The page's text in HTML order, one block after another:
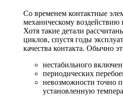
Со временем контактные
механическому
Хотя такие детали
циклов, спустя годы
качества контакта. Обычно
нестабильного
периодических
невозможности точно
установленную